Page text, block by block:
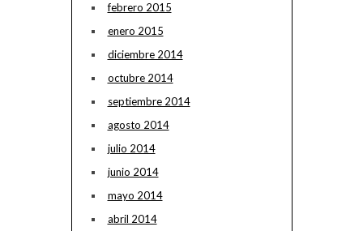
febrero 2015
enero 2015
diciembre 2014
octubre 2014
septiembre 2014
agosto 2014
julio 2014
junio 2014
mayo 2014
abril 2014